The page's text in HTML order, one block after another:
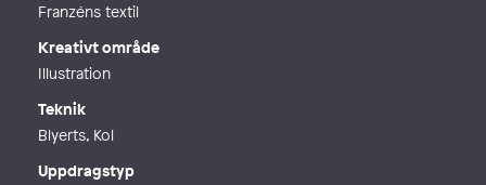
Franzéns textil
Kreativt område
Illustration
Teknik
Blyerts, Kol
Uppdragstyp